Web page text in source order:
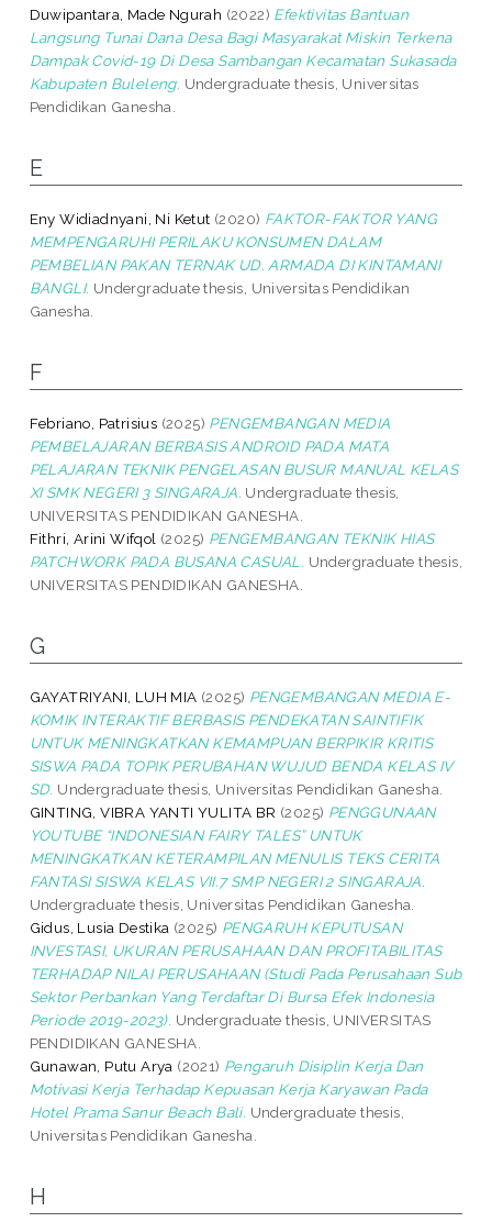
Duwipantara, Made Ngurah (2022) Efektivitas Bantuan
Langsung Tunai Dana Desa Bagi Masyarakat Miskin Terkena
Dampak Covid-19 Di Desa Sambangan Kecamatan Sukasada
Kabupaten Buleleng. Undergraduate thesis, Universitas
Pendidikan Ganesha.
E
Eny Widiadnyani, Ni Ketut (2020) FAKTOR-FAKTOR YANG
MEMPENGARUHI PERILAKU KONSUMEN DALAM
PEMBELIAN PAKAN TERNAK UD. ARMADA DI KINTAMANI
BANGLI. Undergraduate thesis, Universitas Pendidikan
Ganesha.
F
Febriano, Patrisius (2025) PENGEMBANGAN MEDIA
PEMBELAJARAN BERBASIS ANDROID PADA MATA
PELAJARAN TEKNIK PENGELASAN BUSUR MANUAL KELAS
XI SMK NEGERI 3 SINGARAJA. Undergraduate thesis,
UNIVERSITAS PENDIDIKAN GANESHA.
Fithri, Arini Wifqol (2025) PENGEMBANGAN TEKNIK HIAS
PATCHWORK PADA BUSANA CASUAL. Undergraduate thesis,
UNIVERSITAS PENDIDIKAN GANESHA.
G
GAYATRIYANI, LUH MIA (2025) PENGEMBANGAN MEDIA E-
KOMIK INTERAKTIF BERBASIS PENDEKATAN SAINTIFIK
UNTUK MENINGKATKAN KEMAMPUAN BERPIKIR KRITIS
SISWA PADA TOPIK PERUBAHAN WUJUD BENDA KELAS IV
SD. Undergraduate thesis, Universitas Pendidikan Ganesha.
GINTING, VIBRA YANTI YULITA BR (2025) PENGGUNAAN
YOUTUBE “INDONESIAN FAIRY TALES” UNTUK
MENINGKATKAN KETERAMPILAN MENULIS TEKS CERITA
FANTASI SISWA KELAS VII.7 SMP NEGERI 2 SINGARAJA.
Undergraduate thesis, Universitas Pendidikan Ganesha.
Gidus, Lusia Destika (2025) PENGARUH KEPUTUSAN
INVESTASI, UKURAN PERUSAHAAN DAN PROFITABILITAS
TERHADAP NILAI PERUSAHAAN (Studi Pada Perusahaan Sub
Sektor Perbankan Yang Terdaftar Di Bursa Efek Indonesia
Periode 2019-2023). Undergraduate thesis, UNIVERSITAS
PENDIDIKAN GANESHA.
Gunawan, Putu Arya (2021) Pengaruh Disiplin Kerja Dan
Motivasi Kerja Terhadap Kepuasan Kerja Karyawan Pada
Hotel Prama Sanur Beach Bali. Undergraduate thesis,
Universitas Pendidikan Ganesha.
H